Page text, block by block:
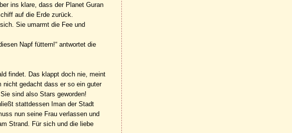
ins klare, dass der Planet Guran
auf die Erde zurück.
Sie umarmt die Fee und
Napf füttern!“ antwortet die
findet. Das klappt doch nie, meint
nicht gedacht dass er so ein guter
sind also Stars geworden!
stattdessen Iman der Stadt
nun seine Frau verlassen und
Strand. Für sich und die liebe